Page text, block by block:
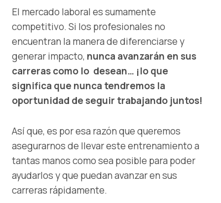
El mercado laboral es sumamente
competitivo. Si los profesionales no
encuentran la manera de diferenciarse y
generar impacto, nunca avanzarán en sus
carreras como lo desean… ¡lo que
significa que nunca tendremos la
oportunidad de seguir trabajando juntos!
Así que, es por esa razón que queremos
asegurarnos de llevar este entrenamiento a
tantas manos como sea posible para poder
ayudarlos y que puedan avanzar en sus
carreras rápidamente.